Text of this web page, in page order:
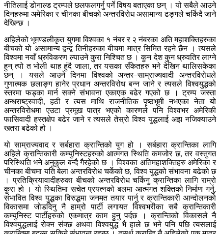
नीतिलाई डोनाल्ड ट्रम्पले छलफलगर्नु पर्ने विषय बताएका छन् । यो सबैले आउने
दिनहरुमा अमेरिका र चीनका बीचको अन्तरविरोध असामान्य ढङ्गले चर्किदै जाने
देखिन्छ ।
अहिलेको भूमण्डलीकृत युगमा विश्वका १ नंबर र २ नंबरका अति महाशक्तिहरुका
बीचको यो असामान्य द्वन्द्व तिनीहरुका बीचमा मात्र सिमित रहने छैन । त्यसले
विश्वमा नयाँ ध्रुविकरण ल्याउने कुरा निश्चित छ । कुन देश कुन ध्रुवतिर लाग्ने
हुन् त्यो त भोली थाह हुंदै जाला, तर यसका सँकेतहरु भने देखिन थालिसकेका
छन् । यसले आउने दिनमा विश्वको अन्तर–साम्राज्यवादी अन्तरविरोधले
गुणात्मक छलाङ्ग हानेर प्रधान अन्तरविरोध बन्न जाने र त्यसले विश्वयुद्धको
स्तरमा फड्का मार्न सक्ने संभावना एकाएक बढेर गएको छ । ट्रम्प जस्ता
अन्धराष्ट्रवादी, हठी र त्यस माथि राजनीतिक पृष्ठभूमी नभएका नेता यो
अन्तरविरोधमा एउटा प्रमूख पात्र भएको कारणले पनि विश्वभर अमेरिकी
फासिवादी हस्तक्षेप बढेर जाने र त्यसले तेस्रो विश्व युद्धलाई अझ नजिक्याउने
खतरा बढेको हो ।
यो साम्राज्यवाद र सर्बहारा क्रान्तिको युग हो । सर्बहारा क्रान्तिका लागि
अहिले क्रान्तिकारी कम्युनिस्टहरुको आत्मगत स्थिति कमजोर छ, तर वस्तुगत
परिस्थिति भने अनुकुल बन्दै गैरहेको छ । विश्वका अतिमहाशक्तिहरु अमेरिका र
चीनका बीचमा यति बेला अन्तरविरोध चर्केको छ, विश्व युद्धको संभावना बढेको छ
। प्रतिक्रियावादीहरुका बीचको अन्तरविरोध चर्किनु क्रान्तिका लागि राम्रो
कुरा हो । यो स्थितिमा सचेत प्रयत्नको बलमा आत्मगत शक्तिको निर्माण गर्नु,
संभावित विश्व युद्धका विरुद्धमा जनमत तयार पार्नु र क्रान्तिकारी आन्दोलनको
विकासमा जोडदिनु नै हाम्रो पार्टी लगायत विश्वभरीका सबै क्रान्तिकारी
कम्युनिस्ट पार्टीहरुको एकमात्र काम हुनु पर्दछ । क्रान्तिको विकासले नै
विश्वयुद्धलाई रोक्न संक्छ अथवा विश्वयुद्ध भै हाले छ भने पनि पछि त्यसलाई